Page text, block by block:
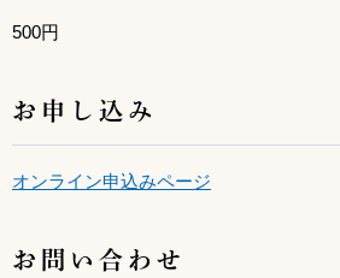
500円
お申し込み
オンライン申込みページ
お問い合わせ